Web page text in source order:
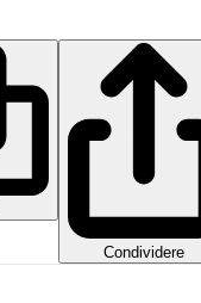
Condividere